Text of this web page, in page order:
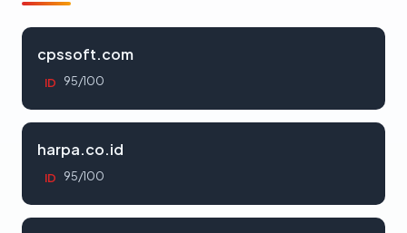
cpssoft.com
ID 95/100
harpa.co.id
ID 95/100